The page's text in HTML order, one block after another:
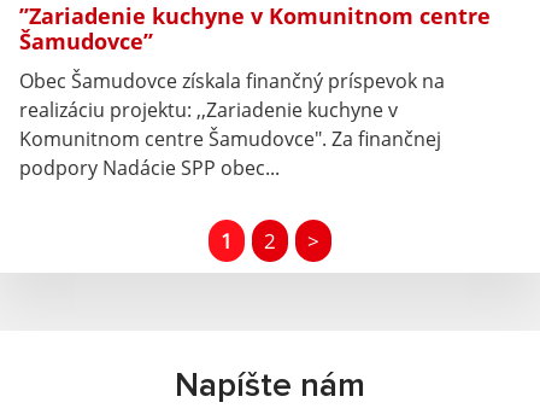
’’Zariadenie kuchyne v Komunitnom centre
Šamudovce’’
Obec Šamudovce získala finančný príspevok na
realizáciu projektu: ,,Zariadenie kuchyne v
Komunitnom centre Šamudovce". Za finančnej
podpory Nadácie SPP obec...
1 2 >
Napíšte nám